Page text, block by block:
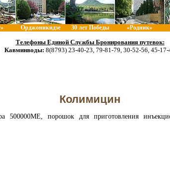
Орджоникидзе 30 лет Победы «Родник»
Телефоны Единой Службы Бронирования путевок:
Кавминводы: 8(8793) 23-40-23, 79-81-79, 30-52-56, 45-17-
Колимицин
500000МЕ, порошок для приготовления